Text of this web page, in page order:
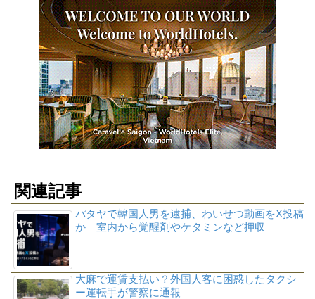
関連記事
パタヤで韓国人男を逮捕、わいせつ動画をX投稿
か 室内から覚醒剤やケタミンなど押収
大麻で運賃支払い？外国人客に困惑したタクシ
ー運転手が警察に通報